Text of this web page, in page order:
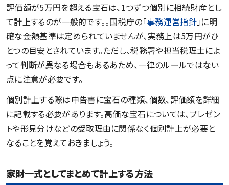
評価額が5万円を超える宝石は、1つずつ個別に相続財産とし
て計上するのが一般的です。。国税庁の「事務運営指針」に明
確な金額基準は定められていませんが、実務上は5万円がひ
とつの目安とされています。ただし、税務署や担当税理士によ
って判断が異なる場合もあるあため、一律のルールではない
点に注意が必要です。
個別計上する際は申告書に宝石の種類、個数、評価額を詳細
に記載する必要があります。高価な宝石については、プレゼン
トや形見分けなどの受取理由に関係なく個別計上が必要と
なることを覚えておきましょう。
家財一式としてまとめて計上する方法